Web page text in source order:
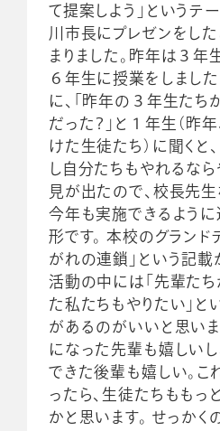
て提案しよう」というテ
川市長にプレゼンをし
まりました。昨年は３
６年生に授業をしまし
に、「昨年の３年生たち
だった？」と１年生（昨
けた生徒たち）に聞くと、
し自分たちもやれるなら
見が出たので、校長先
今年も実施できるように
形です。 本校のグランド
がれの連鎖」という記載
活動の中には「先輩たち
た私たちもやりたい」と
があるのがいいと思い
になった先輩も嬉しいし
できた後輩も嬉しい。
ったら、生徒たちももっ
かと思います。 せっかく